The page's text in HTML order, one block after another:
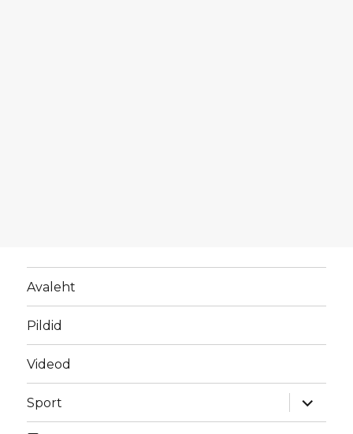
Avaleht
Pildid
Videod
Sport
laienda